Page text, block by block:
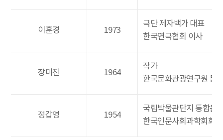
이훈경 1973
극단 제자백가 대표
한국연극협회 이사
장미진 1964
작가
한국문화관광연구원 문
정갑영 1954
국립박물관단지 통합운
한국인문사회과학회회장